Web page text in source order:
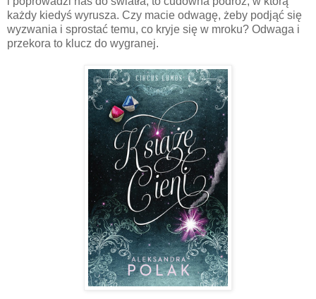
każdy kiedyś wyrusza. Czy macie odwagę, żeby podjąć się
wyzwania i sprostać temu, co kryje się w mroku? Odwaga i
przekora to klucz do wygranej.